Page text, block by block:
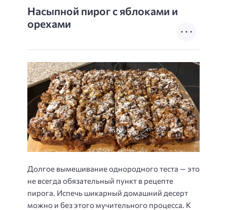
Насыпной пирог с яблоками и
орехами
Долгое вымешивание однородного теста — это
не всегда обязательный пункт в рецепте
пирога. Испечь шикарный домашний десерт
можно и без этого мучительного процесса. К